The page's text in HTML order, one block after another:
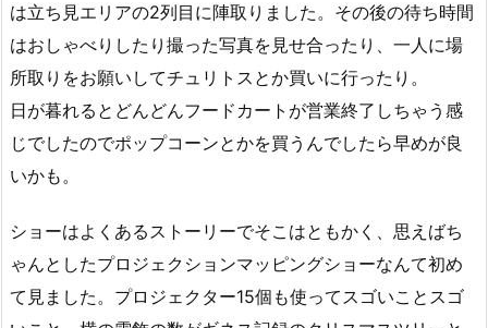
は立ち見エリアの2列目に陣取りました。その後の待ち時間
はおしゃべりしたり撮った写真を見せ合ったり、一人に場
所取りをお願いしてチュリトスとか買いに行ったり。
日が暮れるとどんどんフードカートが営業終了しちゃう感
じでしたのでポップコーンとかを買うんでしたら早めが良
いかも。
ショーはよくあるストーリーでそこはともかく、思えばち
ゃんとしたプロジェクションマッピングショーなんて初め
て見ました。プロジェクター15個も使ってスゴいことスゴ